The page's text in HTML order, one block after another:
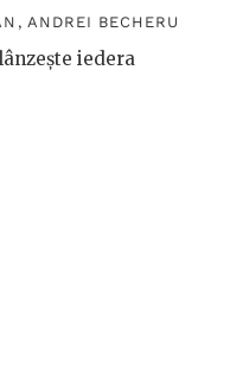
, ANDREI BECHERU
iedera